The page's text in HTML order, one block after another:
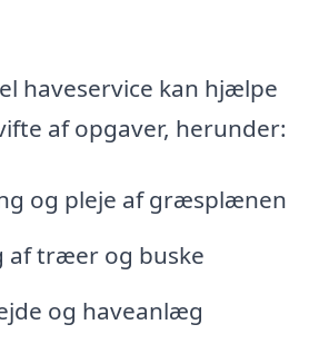
haveservice kan hjælpe
af opgaver, herunder:
og pleje af græsplænen
af træer og buske
og haveanlæg